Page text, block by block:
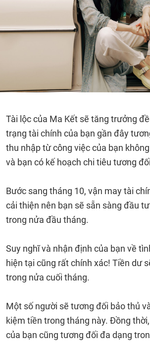
Tài lộc của Ma Kết sẽ tăng trưởng
trạng tài chính của bạn gần đây
thu nhập từ công việc của bạn
và bạn có kế hoạch chi tiêu tương
Bước sang tháng 10, vận may tài
cải thiện nên bạn sẽ sẵn sàng đầu
trong nửa đầu tháng.
Suy nghĩ và nhận định của bạn về
hiện tại cũng rất chính xác! Tiền dư
trong nửa cuối tháng.
Một số người sẽ tương đối bảo thủ
kiệm tiền trong tháng này. Đồng
của bạn cũng tương đối đa dạng